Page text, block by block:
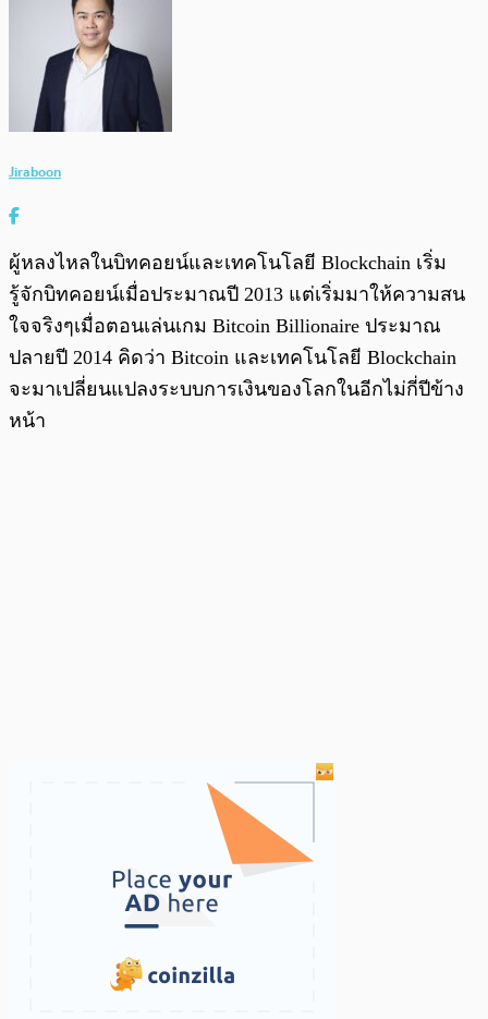
Jiraboon
ผู้หลงไหลในบิทคอยน์และเทคโนโลยี Blockchain เริ่ม
รู้จักบิทคอยน์เมื่อประมาณปี 2013 แต่เริ่มมาให้ความสน
ใจจริงๆเมื่อตอนเล่นเกม Bitcoin Billionaire ประมาณ
ปลายปี 2014 คิดว่า Bitcoin และเทคโนโลยี Blockchain
จะมาเปลี่ยนแปลงระบบการเงินของโลกในอีกไม่กี่ปีข้าง
หน้า